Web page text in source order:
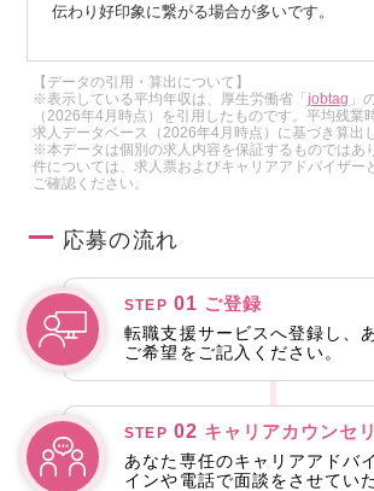
伝わり好印象に繋がる場合が多いです。
【データの引用・算出について】
※表示している平均年収は、厚生労働省「jobtag 」
（2026年4月時点）を引用したものです。平均残業
求人データベース（2026年4月時点）に基づき算出
※本データは個別の求人内容を保証するものではあ
件については、求人票およびキャリアアドバイザー
ご確認ください。
応募の流れ
STEP 01 ご登録
転職支援サービスへ登録し、
ご希望をご記入ください。
STEP 02 キャリアカウンセ
あなた専任のキャリアアドバ
インや電話で面談をさせてい